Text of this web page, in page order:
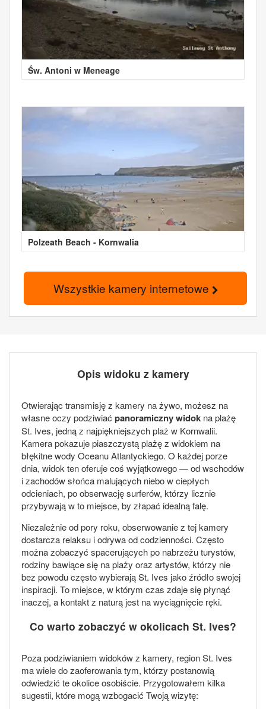
Św. Antoni w Meneage
Polzeath Beach - Kornwalia
Wszystkie kamery internetowe
Opis widoku z kamery
Otwierając transmisję z kamery na żywo, możesz na
własne oczy podziwiać panoramiczny widok na plażę
St. Ives, jedną z najpiękniejszych plaż w Kornwalii.
Kamera pokazuje piaszczystą plażę z widokiem na
błękitne wody Oceanu Atlantyckiego. O każdej porze
dnia, widok ten oferuje coś wyjątkowego — od wschodów
i zachodów słońca malujących niebo w ciepłych
odcieniach, po obserwację surferów, którzy licznie
przybywają w to miejsce, by złapać idealną falę.
Niezależnie od pory roku, obserwowanie z tej kamery
dostarcza relaksu i odrywa od codzienności. Często
można zobaczyć spacerujących po nabrzeżu turystów,
rodziny bawiące się na plaży oraz artystów, którzy nie
bez powodu często wybierają St. Ives jako źródło swojej
inspiracji. To miejsce, w którym czas zdaje się płynąć
inaczej, a kontakt z naturą jest na wyciągnięcie ręki.
Co warto zobaczyć w okolicach St. Ives?
Poza podziwianiem widoków z kamery, region St. Ives
ma wiele do zaoferowania tym, którzy postanowią
odwiedzić te okolice osobiście. Przygotowałem kilka
sugestii, które mogą wzbogacić Twoją wizytę: